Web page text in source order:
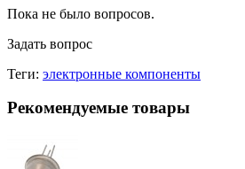
Пока не было вопросов.
Задать вопрос
Теги: электронные компоненты
Рекомендуемые товары